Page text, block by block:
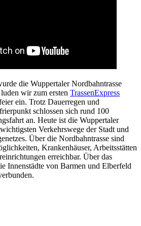
die Wuppertaler Nordbahntrasse
wir zum ersten TrassenExpress
ein. Trotz Dauerregen und
schlossen sich rund 100
an. Heute ist die Wuppertaler
Verkehrswege der Stadt und
Über die Nordbahntrasse sind
Krankenhäuser, Arbeitsstätten
erreichbar. Über das
Innenstädte von Barmen und Elberfeld